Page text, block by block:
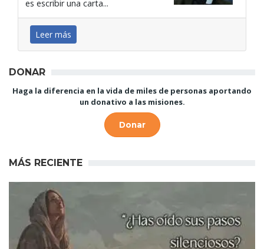
es escribir una carta...
Leer más
DONAR
Haga la diferencia en la vida de miles de personas aportando
un donativo a las misiones.
Donar
MÁS RECIENTE